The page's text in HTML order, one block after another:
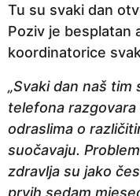
Tu su svaki dan
Poziv je besplatan
koordinatorice
„Svaki dan naš
telefona razgovara
odraslima o
suočavaju.
zdravlja su jako
prvih sedam